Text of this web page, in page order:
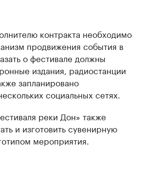
контракта необходимо
продвижения события в
о фестивале должны
издания, радиостанции
запланировано
социальных сетях.
реки Дон» также
и изготовить сувенирную
мероприятия.